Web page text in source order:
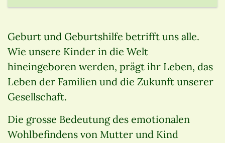
Geburt und Geburtshilfe betrifft uns alle.
Wie unsere Kinder in die Welt
hineingeboren werden, prägt ihr Leben, das
Leben der Familien und die Zukunft unserer
Gesellschaft.
Die grosse Bedeutung des emotionalen
Wohlbefindens von Mutter und Kind